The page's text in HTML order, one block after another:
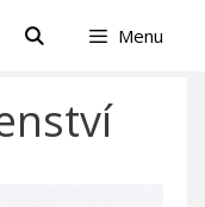
Menu